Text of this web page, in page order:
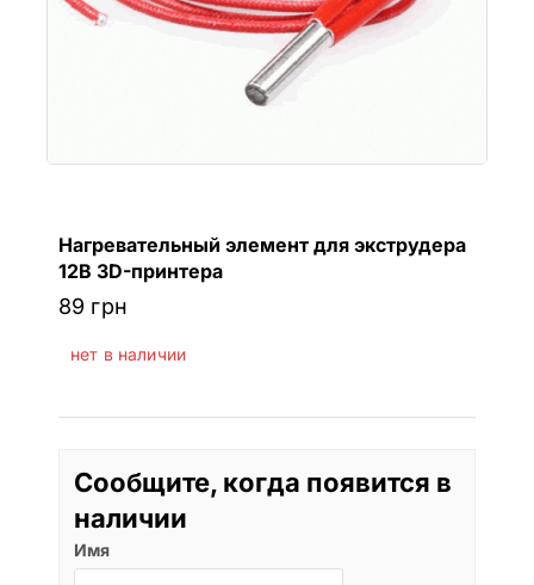
Нагревательный элемент для экструдера
12В 3D-принтера
89 грн
нет в наличии
Сообщите, когда появится в
наличии
Имя